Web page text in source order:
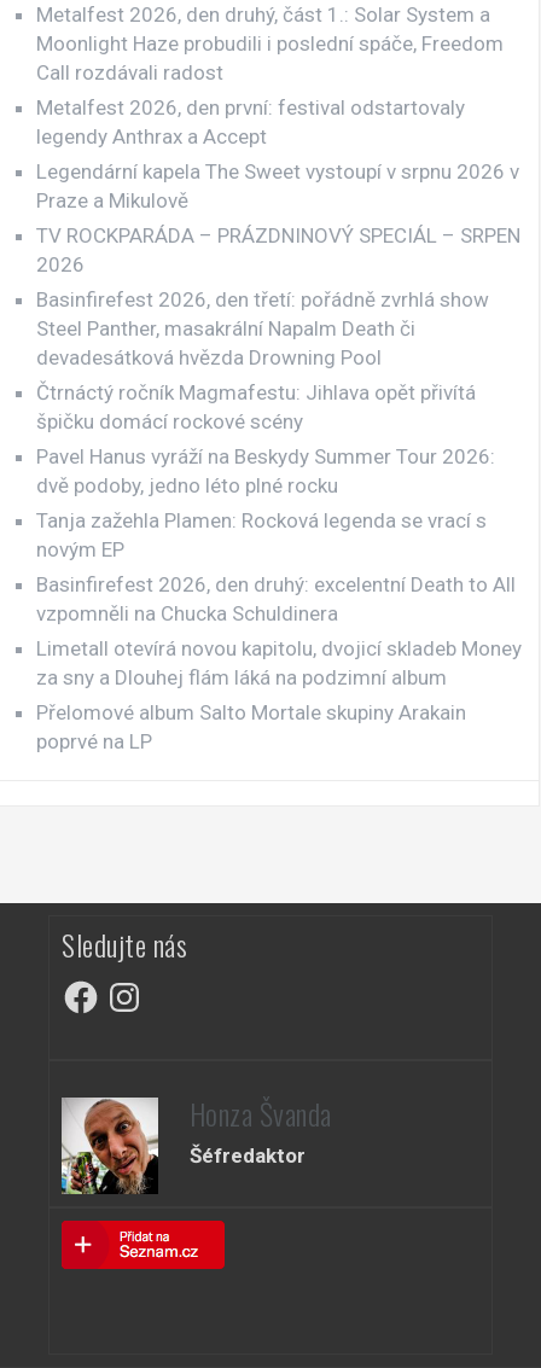
Metalfest 2026, den druhý, část 1.: Solar System a
Moonlight Haze probudili i poslední spáče, Freedom
Call rozdávali radost
Metalfest 2026, den první: festival odstartovaly
legendy Anthrax a Accept
Legendární kapela The Sweet vystoupí v srpnu 2026 v
Praze a Mikulově
TV ROCKPARÁDA – PRÁZDNINOVÝ SPECIÁL – SRPEN
2026
Basinfirefest 2026, den třetí: pořádně zvrhlá show
Steel Panther, masakrální Napalm Death či
devadesátková hvězda Drowning Pool
Čtrnáctý ročník Magmafestu: Jihlava opět přivítá
špičku domácí rockové scény
Pavel Hanus vyráží na Beskydy Summer Tour 2026:
dvě podoby, jedno léto plné rocku
Tanja zažehla Plamen: Rocková legenda se vrací s
novým EP
Basinfirefest 2026, den druhý: excelentní Death to All
vzpomněli na Chucka Schuldinera
Limetall otevírá novou kapitolu, dvojicí skladeb Money
za sny a Dlouhej flám láká na podzimní album
Přelomové album Salto Mortale skupiny Arakain
poprvé na LP
Sledujte nás
FacebookInstagram
Honza Švanda
Šéfredaktor